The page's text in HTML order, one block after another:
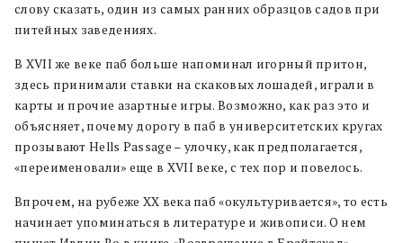
слову сказать, один из самых ранних образцов садов при
питейных заведениях.
В XVII же веке паб больше напоминал игорный притон,
здесь принимали ставки на скаковых лошадей, играли в
карты и прочие азартные игры. Возможно, как раз это и
объясняет, почему дорогу в паб в университетских кругах
прозывают Hells Passage – улочку, как предполагается,
«переименовали» еще в XVII веке, с тех пор и повелось.
Впрочем, на рубеже XX века паб «окультуривается», то есть
начинает упоминаться в литературе и живописи. О нем